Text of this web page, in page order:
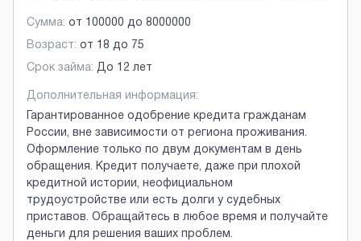
Сумма: от 100000 до 8000000
Возраст: от 18 до 75
Срок займа: До 12 лет
Дополнительная информация:
Гарантированное одобрение кредита гражданам
России, вне зависимости от региона проживания.
Оформление только по двум документам в день
обращения. Кредит получаете, даже при плохой
кредитной истории, неофициальном
трудоустройстве или есть долги у судебных
приставов. Обращайтесь в любое время и получайте
деньги для решения ваших проблем.